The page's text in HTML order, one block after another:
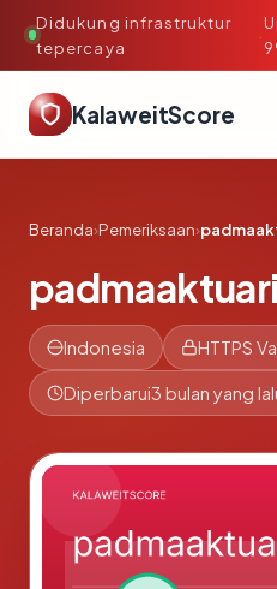
Didukung infrastruktur
tepercaya
·
KalaweitScore
Beranda›Pemeriksaan›
Indonesia HTTPS
Diperbarui3 bulan yang